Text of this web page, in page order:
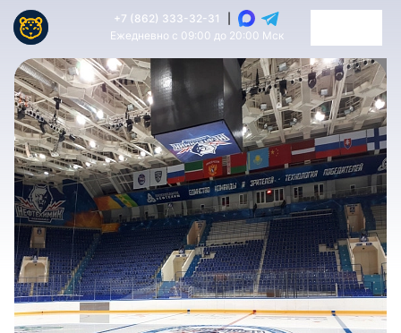
+7 (862) 333-32-31
Ежедневно с 09:00 до 20:00 Мск